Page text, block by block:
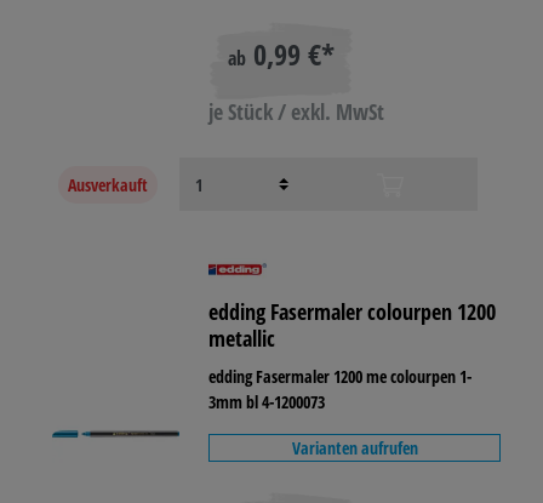
ab 0,99 €*
je Stück / exkl. MwSt
Ausverkauft
edding Fasermaler colourpen 1200
metallic
edding Fasermaler 1200 me colourpen 1-
3mm bl 4-1200073
Varianten aufrufen